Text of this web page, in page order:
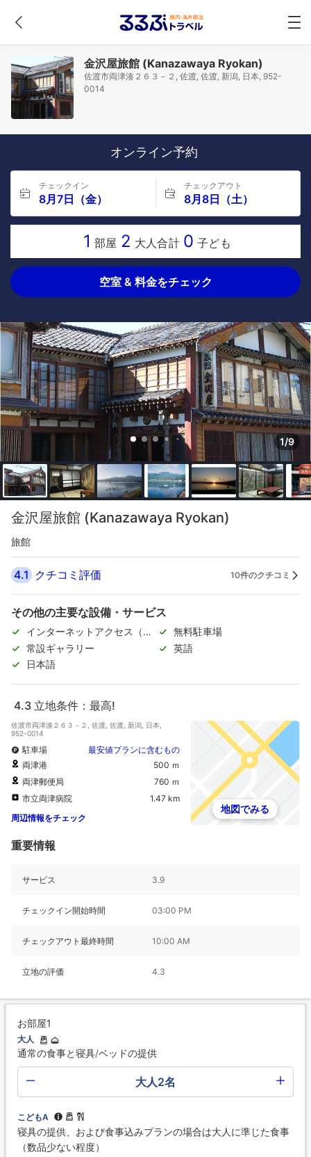
金沢屋旅館 (Kanazawaya Ryokan)
佐渡市両津湊２６３－２, 佐渡, 佐渡, 新潟, 日本, 952-
0014
オンライン予約
チェックイン
8月7日（金）
チェックアウト
8月8日（土）
1 部屋 2 大人合計 0 子ども
空室 & 料金をチェック
1/9
金沢屋旅館 (Kanazawaya Ryokan)
旅館
4.1 クチコミ評価 10件のクチコミ
その他の主要な設備・サービス
インターネットアクセス（無
料）
無料駐車場
常設ギャラリー
英語
日本語
4.3 立地条件：最高!
佐渡市両津湊２６３－２, 佐渡, 佐渡, 新潟, 日本,
952-0014
駐車場
最安値プランに含むもの
両津港
500 ｍ
両津郵便局
760 ｍ
市立両津病院
1.47 km
周辺情報をチェック
地図でみる
重要情報
サービス 3.9
チェックイン開始時間 03:00 PM
チェックアウト最終時間 10:00 AM
立地の評価 4.3
お部屋1
大人
通常の食事と寝具/ベッドの提供
大人2名
こどもA
寝具の提供、および食事込みプランの場合は大人に準じた食事
（数品少ない程度）